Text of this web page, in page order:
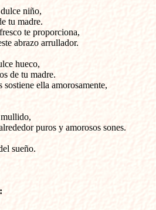
niño,
tu madre.
te proporciona,
abrazo arrullador.
hueco,
de tu madre.
sostiene ella amorosamente,
puros y amorosos sones.
sueño.